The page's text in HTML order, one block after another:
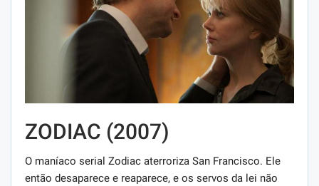
ZODIAC (2007)
O maníaco serial Zodiac aterroriza San Francisco. Ele
então desaparece e reaparece, e os servos da lei não